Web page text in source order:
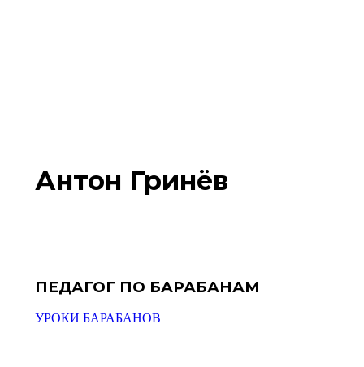
Антон Гринёв
ПЕДАГОГ ПО БАРАБАНАМ
УРОКИ БАРАБАНОВ